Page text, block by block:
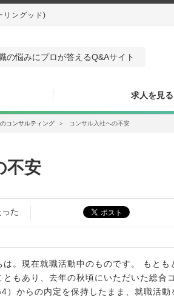
リングッド)
の悩みにプロが答えるQ&Aサイト
求人を見る
コンサルティング ＞ コンサル入社への不安
不安
た
は。現在就職活動中のものです。 もとも
ともあり、去年の秋頃にいただいた総合
）からの内定を保持したまま、就職活動